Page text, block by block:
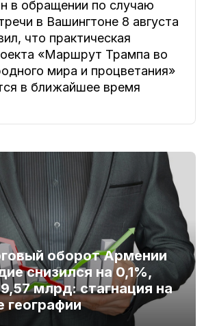
в обращении по случаю
в Вашингтоне 8 августа
что практическая
«Маршрут Трампа во
мира и процветания»
в ближайшее время
оборот Армении
снизился на 0,1%,
млрд: стагнация на
географии